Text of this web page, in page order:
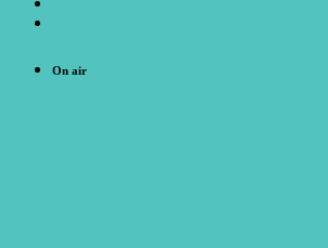
On air